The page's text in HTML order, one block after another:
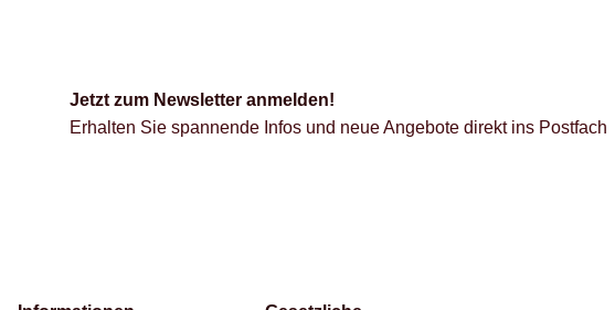
Jetzt zum Newsletter anmelden!
Erhalten Sie spannende Infos und neue Angebote direkt ins Postfach